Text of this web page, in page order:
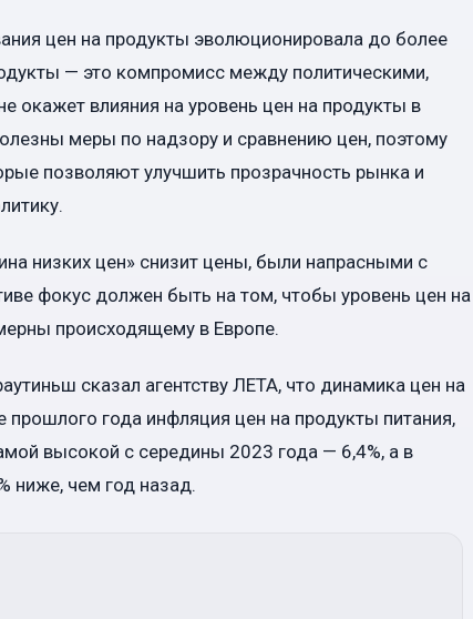
цен на продукты эволюционировала до более
— это компромисс между политическими,
влияния на уровень цен на продукты в
меры по надзору и сравнению цен, поэтому
позволяют улучшить прозрачность рынка и
низких цен» снизит цены, были напрасными с
фокус должен быть на том, чтобы уровень цен на
происходящему в Европе.
сказал агентству ЛЕТА, что динамика цен на
года инфляция цен на продукты питания,
высокой с середины 2023 года — 6,4%, а в
ниже, чем год назад.